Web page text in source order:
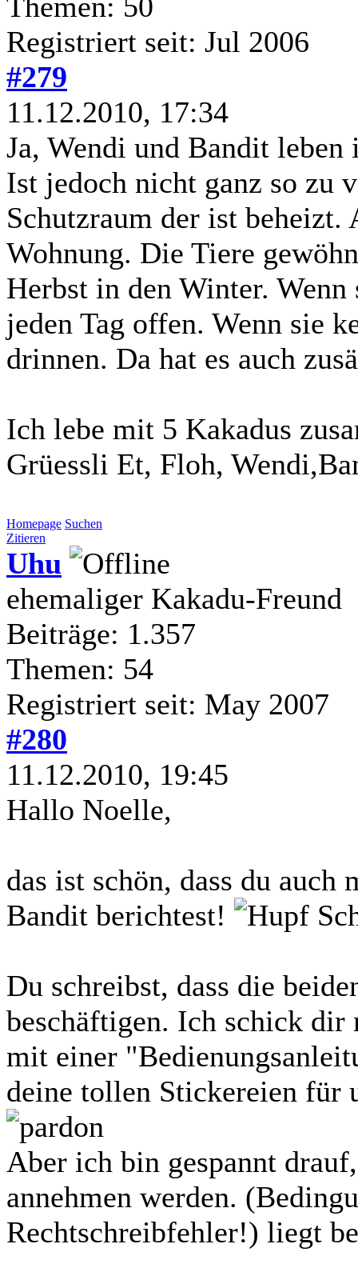
Registriert seit: Jul 2006
#279
11.12.2010, 17:34
Ja, Wendi und Bandit leben
Ist jedoch nicht ganz so zu
Schutzraum der ist
Wohnung. Die Tiere
Herbst in den Winter.
jeden Tag offen. Wenn sie
drinnen. Da hat es auch
Ich lebe mit 5 Kakadus
Grüessli Et, Floh,
Homepage Suchen
Zitieren
Uhu
ehemaliger Kakadu-Freund
Beiträge: 1.357
Themen: 54
Registriert seit: May 2007
#280
11.12.2010, 19:45
Hallo Noelle,
das ist schön, dass du
Bandit berichtest!
Du schreibst, dass die
beschäftigen. Ich schick dir
mit einer
deine tollen Stickereien für
Aber ich bin gespannt
annehmen werden.
Rechtschreibfehler!) liegt